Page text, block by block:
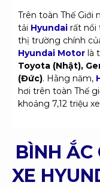
Trên toàn Thế Giới
tải Hyundai rất nổi
thị trường chính
Hyundai Motor là
Toyota (Nhật),
(Đức). Hằng năm,
hơi trên toàn Thế
khoảng 7,12 triệu
BÌNH ẮC
XE